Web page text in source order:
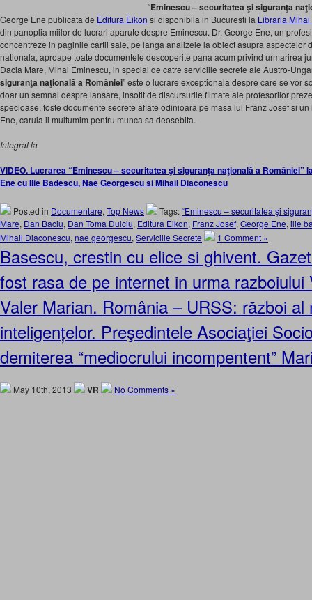
“Eminescu – securitatea şi siguranţa
George Ene publicata de Editura Eikon si disponibila in Bucuresti la Libraria
din panoplia miilor de lucrari aparute despre Eminescu. Dr. George Ene, un
concentreze in paginile cartii sale, pe langa analizele la obiect asupra aspectelor
nationala, aproape toate documentele descoperite pana acum privind urmarirea
Dacia Mare, Mihai Eminescu, in special de catre serviciile secrete ale Austro-
siguranţa naţională a României” este o lucrare exceptionala despre care se vor
doar un semnal despre lansare, insotit de discursurile filmate ale profesorilor
specioase, foste documente secrete aflate odinioara pe masa lui Franz Josef si
Ene, caruia ii multumim pentru munca sa deosebita.
Integral la
VIDEO. Lucrarea “Eminescu – securitatea şi siguranţa naţională a României”
Ene cu Ilie Badescu, Nae Georgescu si Mihail Diaconescu
Posted in Documentare, Top News Tags:“Eminescu – securitatea şi
Mare, Dan Baciu, Dan Toma Dulciu, Editura Eikon, Franz Josef, George Ene, ilie
Mihail Diaconescu, nae georgescu, Serviciile Secrete 1 Comment »
Basescu, crestin cu elice si ghivent.
fost rasa de pe internet in urma razboiului
Valer Marian. România – URSS: război al
inteligențelor. Preşedintele Asociaţiei
demiterea “mediocrului incompentent”
May 10th, 2013 VR No Comments »